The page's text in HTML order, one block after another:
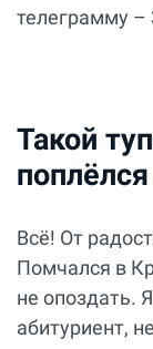
телеграмму –
Такой
Всё! От
Помчался в
не опоздать.
абитуриент,